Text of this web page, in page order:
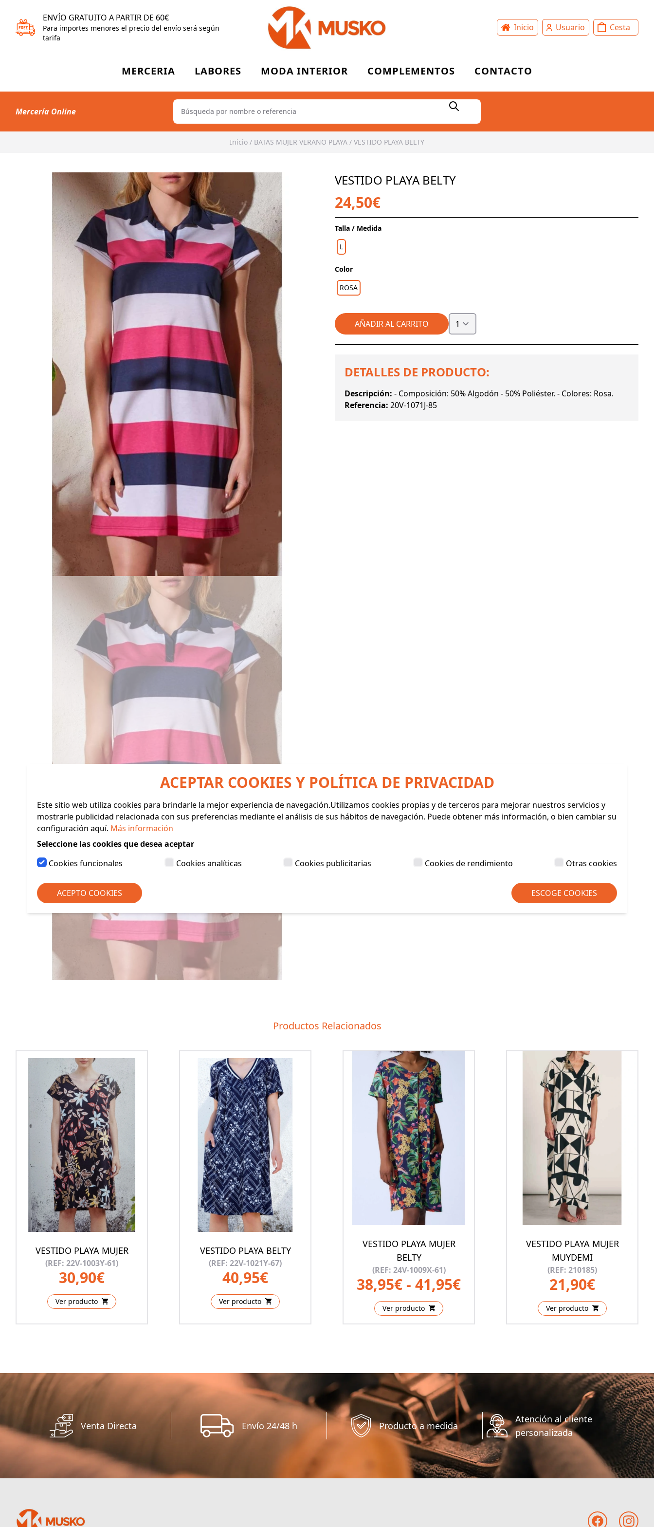
ENVÍO GRATUITO A PARTIR DE 60€
Para importes menores el precio del envío será según
tarifa
Inicio Usuario Cesta
MERCERIA LABORES MODA INTERIOR COMPLEMENTOS CONTACTO
Mercería Online
Inicio / BATAS MUJER VERANO PLAYA / VESTIDO PLAYA BELTY
VESTIDO PLAYA BELTY
24,50€
Talla / Medida
L
Color
ROSA
AÑADIR AL CARRITO
DETALLES DE PRODUCTO:
Descripción: - Composición: 50% Algodón - 50% Poliéster. - Colores: Rosa.
Referencia: 20V-1071J-85
Productos Relacionados
VESTIDO PLAYA MUJER
(REF: 22V-1003Y-61)
30,90€
Ver producto
VESTIDO PLAYA BELTY
(REF: 22V-1021Y-67)
40,95€
Ver producto
VESTIDO PLAYA MUJER
BELTY
(REF: 24V-1009X-61)
38,95€ - 41,95€
Ver producto
VESTIDO PLAYA MUJER
MUYDEMI
(REF: 210185)
21,90€
Ver producto
Venta Directa Envío 24/48 h Producto a medida
Atención al cliente
personalizada
ACEPTAR COOKIES Y POLÍTICA DE PRIVACIDAD
Este sitio web utiliza cookies para brindarle la mejor experiencia de navegación.Utilizamos cookies propias y de terceros para mejorar nuestros servicios y
mostrarle publicidad relacionada con sus preferencias mediante el análisis de sus hábitos de navegación. Puede obtener más información, o bien cambiar su
configuración aquí. Más información
Seleccione las cookies que desea aceptar
Cookies funcionales
Cookies analíticas Cookies publicitarias Cookies de rendimiento Otras cookies
ACEPTO COOKIES ESCOGE COOKIES